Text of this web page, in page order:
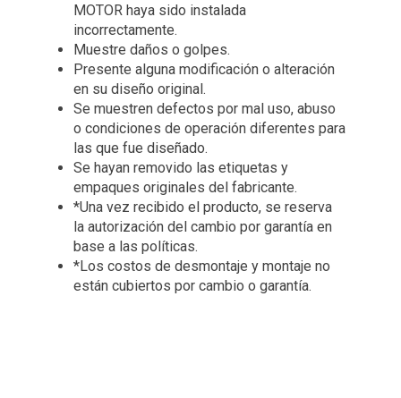
MOTOR haya sido instalada
incorrectamente.
Muestre daños o golpes.
Presente alguna modificación o alteración
en su diseño original.
Se muestren defectos por mal uso, abuso
o condiciones de operación diferentes para
las que fue diseñado.
Se hayan removido las etiquetas y
empaques originales del fabricante.
*Una vez recibido el producto, se reserva
la autorización del cambio por garantía en
base a las políticas.
*Los costos de desmontaje y montaje no
están cubiertos por cambio o garantía.